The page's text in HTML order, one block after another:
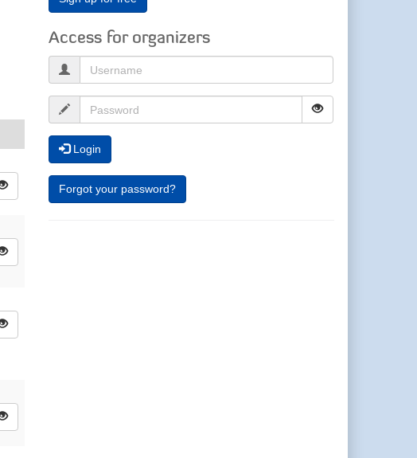
Access for organizers
Login
Forgot your password?